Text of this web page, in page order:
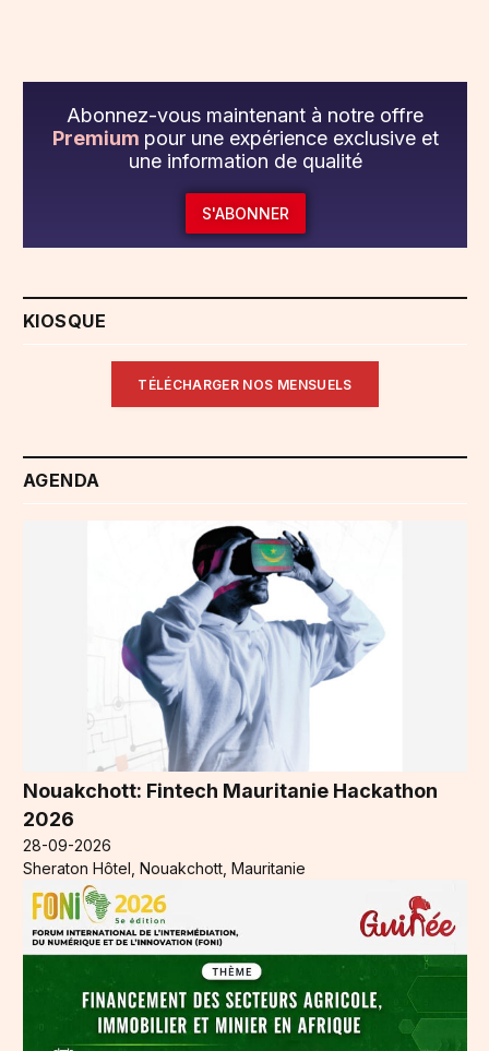
Abonnez-vous maintenant à notre offre
Premium pour une expérience exclusive et
une information de qualité
S'ABONNER
KIOSQUE
TÉLÉCHARGER NOS MENSUELS
AGENDA
Nouakchott: Fintech Mauritanie Hackathon
2026
28-09-2026
Sheraton Hôtel, Nouakchott, Mauritanie